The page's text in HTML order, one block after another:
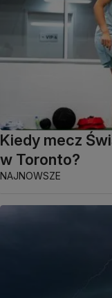
Kiedy mecz
w Toronto?
NAJNOWSZE